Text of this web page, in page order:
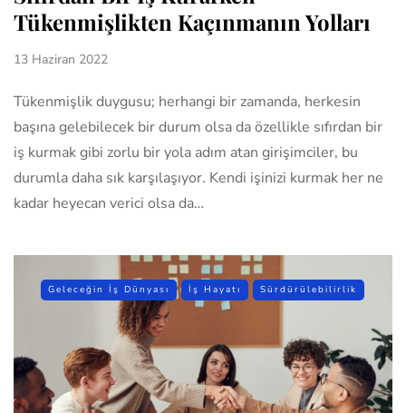
Tükenmişlikten Kaçınmanın Yolları
13 Haziran 2022
Tükenmişlik duygusu; herhangi bir zamanda, herkesin
başına gelebilecek bir durum olsa da özellikle sıfırdan bir
iş kurmak gibi zorlu bir yola adım atan girişimciler, bu
durumla daha sık karşılaşıyor. Kendi işinizi kurmak her ne
kadar heyecan verici olsa da…
Geleceğin İş Dünyası İş Hayatı Sürdürülebilirlik